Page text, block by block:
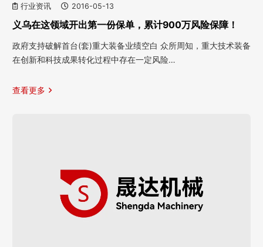
行业资讯 2016-05-13
义乌在这领域开出第一份保单，累计900万风险保障！
政府支持破解首台(套)重大装备业绩空白 众所周知，重大技术装备
在创新和科技成果转化过程中存在一定风险…
查看更多